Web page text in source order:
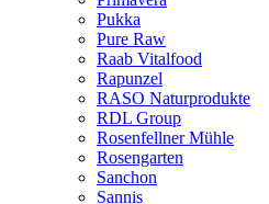
Pukka
Pure Raw
Raab Vitalfood
Rapunzel
RASO Naturprodukte
RDL Group
Rosenfellner Mühle
Rosengarten
Sanchon
Sannis